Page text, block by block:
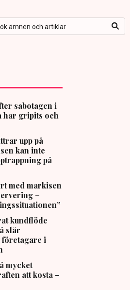
sabotagen i
har gripits och
upp på
kan inte
på
med markisen
–
kundflöde
slår
företagare i
mycket
att kosta –